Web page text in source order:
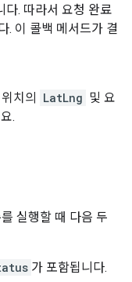
다. 따라서 요청 완료
. 이 콜백 메서드가 결
치의 LatLng 및 요
.
실행할 때 다음 두
가 포함됩니다.